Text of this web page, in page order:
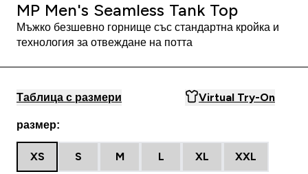
MP Men's Seamless Tank Top
Мъжко безшевно горнище със стандартна кройка и
технология за отвеждане на потта
Таблица с размери Virtual Try-On
размер:
XS S M L XL XXL